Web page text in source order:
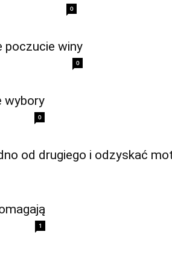
0
poczucie winy
0
wybory
0
od drugiego i odzyskać
1